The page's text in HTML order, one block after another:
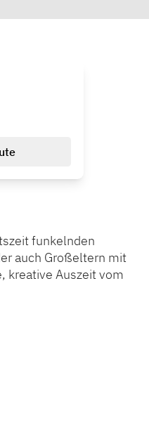
funkelnden
auch Großeltern mit
kreative Auszeit vom